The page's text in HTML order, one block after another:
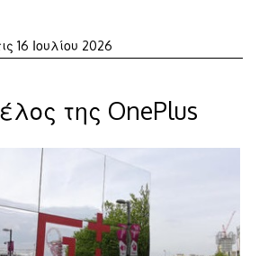
16 Ιουλίου 2026
της OnePlus